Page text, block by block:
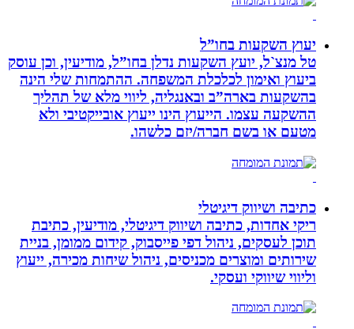
יעוץ השקעות בחו”ל
טל מנצ`ל, יועץ השקעות נדלן בחו”ל, מודיעין, וכן עוסק
ביעוץ ואימון לכלכלת המשפחה. ההתמחות שלי הינה
בהשקעות בארה”ב ובאנגליה, ליווי מלא של תהליך
ההשקעה עצמו. הייעוץ הינו ייעוץ אובייקטיבי ולא
מטעם או בשם חברה/יזם כלשהו.
כתיבה ושיווק דיגיטלי
ריקי אחדות, כתיבה ושיווק דיגיטלי, מודיעין, כתיבת
תוכן לעסקים, ניהול דפי פייסבוק, קידום ממומן, בניית
שירותים ומוצרים מכניסים, ניהול שיחות מכירה, ייעוץ
וליווי שיווקי ועסקי.